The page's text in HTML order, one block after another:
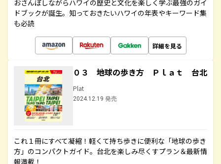
おさんぽしながらハワイの歴史と文化を楽しく学ぶ最強のガイ
ドブックが誕生。知っておきたいハワイの年表やキーワード集
も必読
詳細を見る
０３ 地球の歩き方 Ｐｌａｔ 台北
Plat
2024.12.19 発売
これ１冊にすべて凝縮！軽くて持ち歩きに便利な「地球の歩き
方」のコンパクトガイド。台北を楽しみ尽くすプラン＆最新情
報満載！